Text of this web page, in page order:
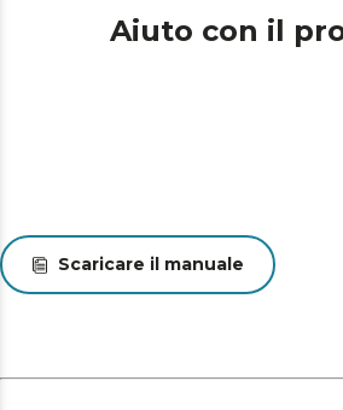
Aiuto con il
Scaricare il manuale